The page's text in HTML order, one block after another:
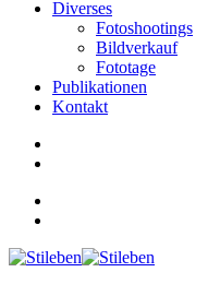
Diverses
Fotoshootings
Bildverkauf
Fototage
Publikationen
Kontakt